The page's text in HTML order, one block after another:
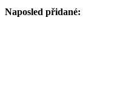
Naposled přidané: